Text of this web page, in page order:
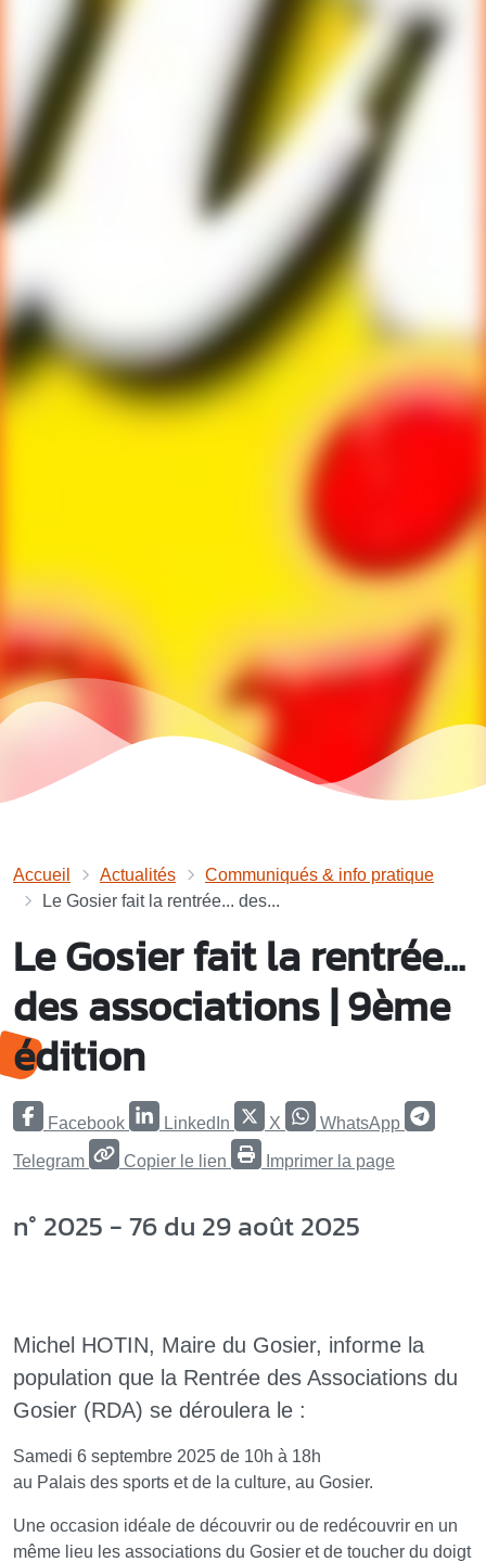
Accueil Actualités
Communiqués & info pratique
Le Gosier fait la rentrée... des...
Le Gosier fait la rentrée...
des associations | 9ème
édition
Facebook LinkedIn X WhatsApp
Telegram Copier le lien Imprimer la page
n° 2025 - 76 du 29 août 2025
Michel HOTIN, Maire du Gosier, informe la
population que la Rentrée des Associations du
Gosier (RDA) se déroulera le :
Samedi 6 septembre 2025 de 10h à 18h
au Palais des sports et de la culture, au Gosier.
Une occasion idéale de découvrir ou de redécouvrir en un
même lieu les associations du Gosier et de toucher du doigt